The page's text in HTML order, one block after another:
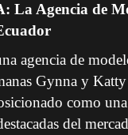
La Agencia de
agencia de
Gynna y
como
del